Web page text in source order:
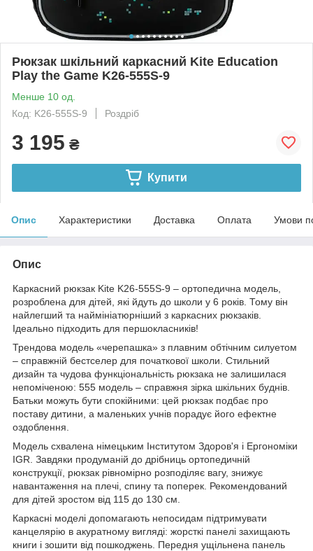
Рюкзак шкільний каркасний Kite Education
Play the Game K26-555S-9
Менше 10 од.
Код: K26-555S-9
Роздріб
3 195 ₴
Купити
Опис Характеристики Доставка Оплата Умови
Опис
Каркасний рюкзак Kite K26-555S-9 – ортопедична модель,
розроблена для дітей, які йдуть до школи у 6 років. Тому він
найлегший та наймініатюрніший з каркасних рюкзаків.
Ідеально підходить для першокласників!
Трендова модель «черепашка» з плавним обтічним силуетом
– справжній бестселер для початкової школи. Стильний
дизайн та чудова функціональність рюкзака не залишилася
непоміченою: 555 модель – справжня зірка шкільних буднів.
Батьки можуть бути спокійними: цей рюкзак подбає про
поставу дитини, а маленьких учнів порадує його ефектне
оздоблення.
Модель схвалена німецьким Інститутом Здоров'я і Ергономіки
IGR. Завдяки продуманій до дрібниць ортопедичній
конструкції, рюкзак рівномірно розподіляє вагу, знижує
навантаження на плечі, спину та поперек. Рекомендований
для дітей зростом від 115 до 130 см.
Каркасні моделі допомагають непосидам підтримувати
канцелярію в акуратному вигляді: жорсткі панелі захищають
книги і зошити від пошкоджень. Передня ущільнена панель